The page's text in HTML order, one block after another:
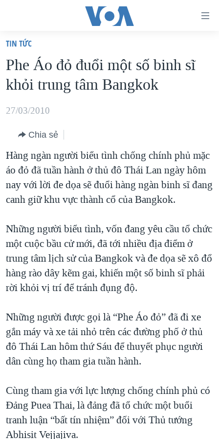
truy
cập
Tới
dung
chính
điều
hướng
chính
Đi
"Tìm"
TRANG CHỦ
VIỆT NAM
HOA KỲ
BIỂN ĐÔNG
BLOG
DIỄN ĐÀN
MỤC
TỰ DO BÁO CHÍ
NGƯỜI VIỆT HẢI NGOẠI
ĐỜI SỐNG
KINH TẾ
KHOA HỌC
VĂN HOÁ
THỂ THAO
CHUYÊN ĐỀ
HÀNH TRÌNH BẦU CỬ 2024
MỘT NĂM CHIẾN TRANH TẠI DẢI GAZA
GIẢI MÃ VÀNH ĐAI & CON ĐƯỜNG
NGÀY TỊ NẠN THẾ GIỚI
TRỊNH VĨNH BÌNH - NGƯỜI HẠ 'BÊN THẮNG CUỘC'
GROUND ZERO – XƯA VÀ NAY
CHI PHÍ CHIẾN TRANH AFGHANISTAN
CÁC GIÁ TRỊ CỘNG HÒA Ở VIỆT NAM
TRỊNH VĨNH BÌNH VS. CHÍNH PHỦ VIỆT NAM
NGƯ DÂN VIỆT VÀ LÀN SÓNG TRỘM HẢI SÂM
BÊN KIA QUỐC LỘ: TIẾNG VỌNG TỪ NÔNG THÔN MỸ
VIDEO
NGHE
MẠNG XÃ HỘI
Ngôn ngữ khác
TIN TỨC
Phe Áo đỏ đuổi một số binh sĩ
khỏi trung tâm Bangkok
27/03/2010
Chia sẻ
Hàng ngàn người biểu tình chống chính phủ mặc
áo đỏ đã tuần hành ở thủ đô Thái Lan ngày hôm
nay với lời đe dọa sẽ đuổi hàng ngàn binh sĩ đang
canh giữ khu vực thành cổ của Bangkok.
Những người biểu tình, vốn đang yêu cầu tổ chức
một cuộc bầu cử mới, đã tới nhiều địa điểm ở
trung tâm lịch sử của Bangkok và đe dọa sẽ xô đổ
hàng rào dây kẽm gai, khiến một số binh sĩ phải
rời khỏi vị trí để tránh đụng độ.
Những người được gọi là “Phe Áo đỏ” đã đi xe
gắn máy và xe tải nhỏ trên các đường phố ở thủ
đô Thái Lan hôm thứ Sáu để thuyết phục người
dân cùng họ tham gia tuần hành.
Cùng tham gia với lực lượng chống chính phủ có
Đảng Puea Thai, là đảng đã tổ chức một buổi
tranh luận “bất tín nhiệm” đối với Thủ tướng
Abhisit Vejjajiva.